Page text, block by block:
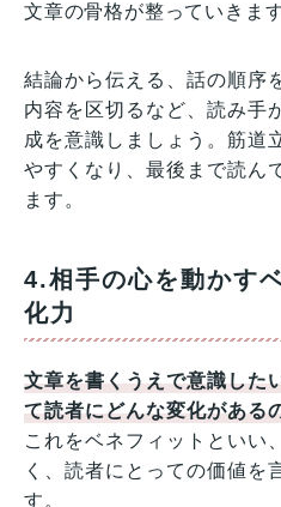
文章の骨格が整っていきます
結論から伝える、話の順序
内容を区切るなど、読み手
成を意識しましょう。筋道
やすくなり、最後まで読ん
ます。
4.相手の心を動かす
化力
文章を書くうえで意識した
て読者にどんな変化がある
これをベネフィットといい
く、読者にとっての価値を
す。